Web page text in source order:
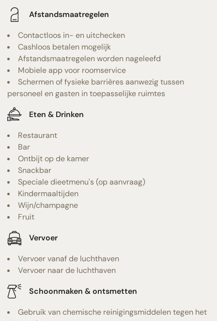
Afstandsmaatregelen
Contactloos in- en uitchecken
Cashloos betalen mogelijk
Afstandsmaatregelen worden nageleefd
Mobiele app voor roomservice
Schermen of fysieke barrières aanwezig tussen
personeel en gasten in toepasselijke ruimtes
Eten & Drinken
Restaurant
Bar
Ontbijt op de kamer
Snackbar
Speciale dieetmenu's (op aanvraag)
Kindermaaltijden
Wijn/champagne
Fruit
Vervoer
Vervoer vanaf de luchthaven
Vervoer naar de luchthaven
Schoonmaken & ontsmetten
Gebruik van chemische reinigingsmiddelen tegen het